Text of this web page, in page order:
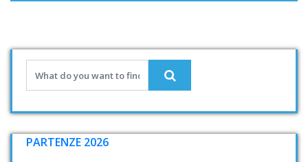
PARTENZE 2026